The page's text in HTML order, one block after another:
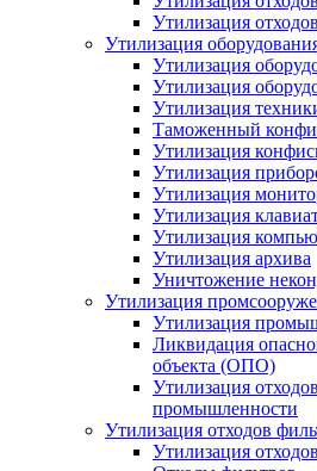
Утилизация
Утилизация
Утилизация
Утилизация
Утилизация
Таможенный
Утилизация
Утилизация
Утилизация
Утилизация
Утилизация
Утилизация архива
Уничтожение
Утилизация
Утилизация
Ликвидация
объекта (ОПО)
Утилизация
промышленности
Утилизация отходов
Утилизация